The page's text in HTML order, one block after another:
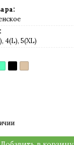
4(L), 5(XL)
NERO
(черный)
NUDO
(телесный)